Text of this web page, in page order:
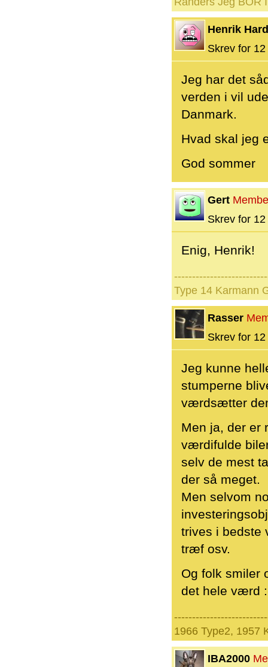
Henrik
Skrev for
Jeg har det
verden i vil
Danmark.
Hvad skal jeg
God sommer
Gert
Skrev for
Enig, Henrik!
Type 14 Karmann
Rasser
Skrev for
Jeg kunne
stumperne
værdsætter
Men ja, der er
værdifulde
selv de mest
der så meget.
Men selvom
trives i bedste
træf osv.
Og folk smiler
det hele værd
1966 Type2, 1957
IBA2000